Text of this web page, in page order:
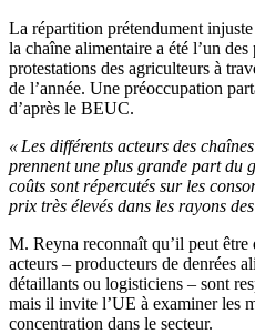
La répartition prétendument
la chaîne alimentaire a été l’un
protestations des agriculteurs à
de l’année. Une préoccupation
d’après le BEUC.
« Les différents acteurs des
prennent une plus grande part du
coûts sont répercutés sur les
prix très élevés dans les rayons
M. Reyna reconnaît qu’il peut
acteurs – producteurs de denrées
détaillants ou logisticiens – sont
mais il invite l’UE à examiner les
concentration dans le secteur.